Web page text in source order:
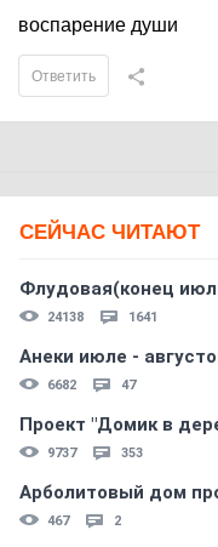
воспарение души
Ответить
СЕЙЧАС ЧИТАЮТ
Флудовая(конец
24138 1641
Анеки июле -
6682 47
Проект "Домик в
9737 353
Арболитовый дом
467 2